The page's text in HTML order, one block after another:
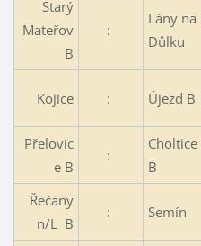
Starý
Mateřov
B
:
Lány na
Důlku
Kojice : Újezd B
Přelovic
e B
:
Choltice
B
Řečany
n/L B
: Semín